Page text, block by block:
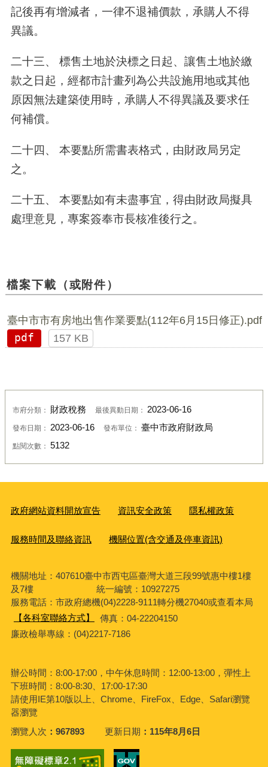
記後再有增減者，一律不退補價款，承購人不得
異議。
二十三、 標售土地於決標之日起、讓售土地於繳
款之日起，經都市計畫列為公共設施用地或其他
原因無法建築使用時，承購人不得異議及要求任
何補償。
二十四、 本要點所需書表格式，由財政局另定
之。
二十五、 本要點如有未盡事宜，得由財政局擬具
處理意見，專案簽奉市長核准後行之。
檔案下載（或附件）
臺中市市有房地出售作業要點(112年6月15日修正).pdf
pdf
157 KB
市府分類： 財政稅務 最後異動日期： 2023-06-16
發布日期： 2023-06-16 發布單位： 臺中市政府財政局
點閱次數： 5132
政府網站資料開放宣告 資訊安全政策 隱私權政策
服務時間及聯絡資訊 機關位置(含交通及停車資訊)
機關地址：407610臺中市西屯區臺灣大道三段99號惠中樓1樓
及7樓 統一編號：10927275
服務電話：市政府總機(04)2228-9111轉分機27040或查看本局
【各科室聯絡方式】
傳真：04-22204150
廉政檢舉專線：(04)2217-7186
辦公時間：8:00-17:00，中午休息時間：12:00-13:00，彈性上
下班時間：8:00-8:30、17:00-17:30
請使用IE第10版以上、Chrome、FireFox、Edge、Safari瀏覽
器瀏覽
瀏覽人次
967893 更新日期 115年8月6日